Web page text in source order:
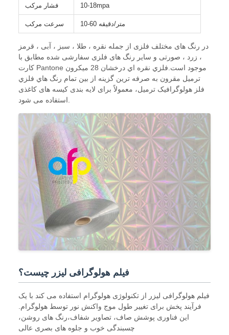
فشار مرکب 10-18mpa
سرعت مرکب 10-60 متر/دقیقه
در رنگ های مختلف فلزی از جمله نقره ، طلا ، سبز ، آبی ، قرمز
، زرد ، صورتی و سایر رنگ های فلزی سفارشی شده مطابق با
کارت Pantone موجود است.فلزي نقره اي درخشان 28 ميکرون
ترميل مقرون به صرفه ترين گزینه از بين تمام رنگ هاي فلزي
فلز هولوگرافيک ترميل، معمولاً برای لایه بندی کیسه های کاغذی
فیلم هولوگرافی لیزر چیست؟
فیلم هولوگرافی لیزر از تکنولوژی هولوگرام استفاده می کند با یک
فرآیند پخش برای تغییر طول موج واکنش نور توسط هولوگرام.
این فناوری پوشش صاف، تصاویر شفاف،رنگ های روشن،
چسبندگی خوب و جلوه های بصری عالی